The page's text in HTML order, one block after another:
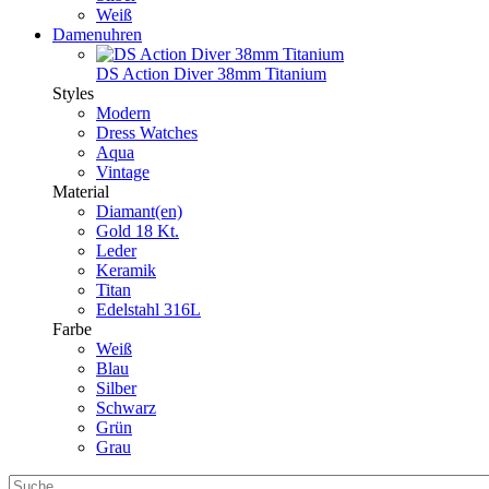
Weiß
Damenuhren
DS Action Diver 38mm Titanium
Styles
Modern
Dress Watches
Aqua
Vintage
Material
Diamant(en)
Gold 18 Kt.
Leder
Keramik
Titan
Edelstahl 316L
Farbe
Weiß
Blau
Silber
Schwarz
Grün
Grau